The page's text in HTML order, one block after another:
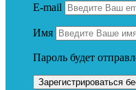
E-mail
Имя
Пароль будет